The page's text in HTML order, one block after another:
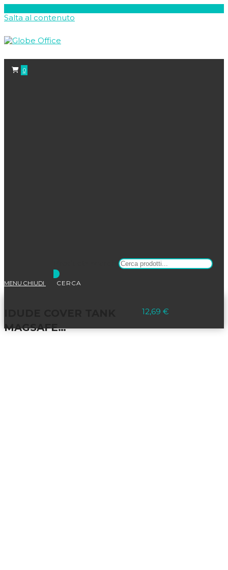
Salta al contenuto
0
MENU CHIUDI
MAGSAFE…
12,69 €